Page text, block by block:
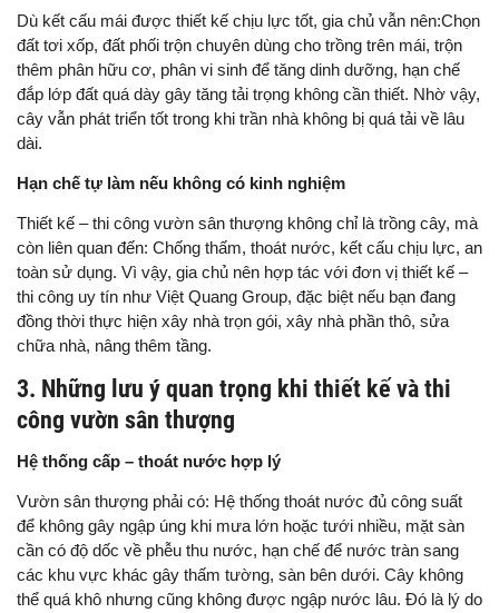
Dù kết cấu mái được thiết kế chịu lực tốt, gia chủ vẫn nên:Chọn
đất tơi xốp, đất phối trộn chuyên dùng cho trồng trên mái, trộn
thêm phân hữu cơ, phân vi sinh để tăng dinh dưỡng, hạn chế
đắp lớp đất quá dày gây tăng tải trọng không cần thiết. Nhờ vậy,
cây vẫn phát triển tốt trong khi trần nhà không bị quá tải về lâu
dài.
Hạn chế tự làm nếu không có kinh nghiệm
Thiết kế – thi công vườn sân thượng không chỉ là trồng cây, mà
còn liên quan đến: Chống thấm, thoát nước, kết cấu chịu lực, an
toàn sử dụng. Vì vậy, gia chủ nên hợp tác với đơn vị thiết kế –
thi công uy tín như Việt Quang Group, đặc biệt nếu bạn đang
đồng thời thực hiện xây nhà trọn gói, xây nhà phần thô, sửa
chữa nhà, nâng thêm tầng.
3. Những lưu ý quan trọng khi thiết kế và thi
công vườn sân thượng
Hệ thống cấp – thoát nước hợp lý
Vườn sân thượng phải có: Hệ thống thoát nước đủ công suất
để không gây ngập úng khi mưa lớn hoặc tưới nhiều, mặt sàn
cần có độ dốc về phễu thu nước, hạn chế để nước tràn sang
các khu vực khác gây thấm tường, sàn bên dưới. Cây không
thể quá khô nhưng cũng không được ngập nước lâu. Đó là lý do